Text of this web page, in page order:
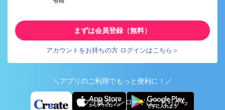
まずは会員登録（無料）
アカウントをお持ちの方 ログインはこちら＞
＼アプリのご利用でもっと便利に！／
アプリ版ダウンロードはこちらから